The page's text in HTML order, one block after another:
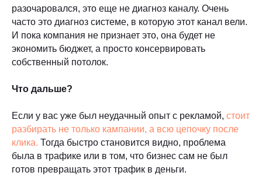
разочаровался, это еще не диагноз каналу. Очень
часто это диагноз системе, в которую этот канал вели.
И пока компания не признает это, она будет не
экономить бюджет, а просто консервировать
собственный потолок.
Что дальше?
Если у вас уже был неудачный опыт с рекламой, стоит
разбирать не только кампании, а всю цепочку после
клика. Тогда быстро становится видно, проблема
была в трафике или в том, что бизнес сам не был
готов превращать этот трафик в деньги.